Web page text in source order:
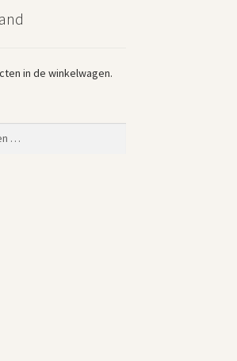
in de winkelwagen.